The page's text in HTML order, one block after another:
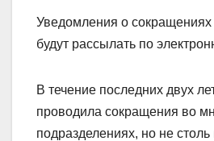
Уведомления о сокращениях
будут рассылать по
В течение последних двух
проводила сокращения во
подразделениях, но не